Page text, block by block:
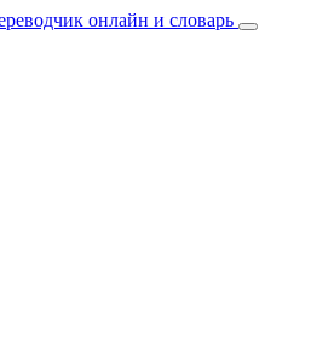
онлайн и словарь